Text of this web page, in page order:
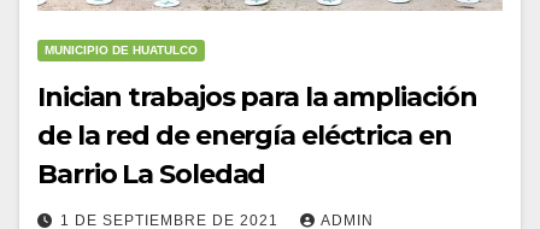
MUNICIPIO DE HUATULCO
Inician trabajos para la ampliación
de la red de energía eléctrica en
Barrio La Soledad
1 DE SEPTIEMBRE DE 2021 ADMIN